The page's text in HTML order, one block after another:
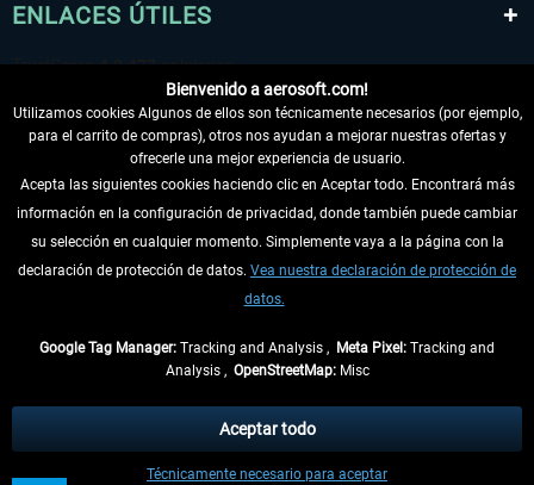
ENLACES ÚTILES
DESISTIR DEL CONTRATO
INFORMACIÓN
tasas de recepción si no se describe lo contrario
** De aplicación a envíos dentro de Alemania. Los plazos de envío para los
Bienvenido a aerosoft.com!
Utilizamos cookies Algunos de ellos son técnicamente necesarios (por ejemplo,
para el carrito de compras), otros nos ayudan a mejorar nuestras ofertas y
ofrecerle una mejor experiencia de usuario.
Acepta las siguientes cookies haciendo clic en Aceptar todo. Encontrará más
información en la configuración de privacidad, donde también puede cambiar
su selección en cualquier momento. Simplemente vaya a la página con la
declaración de protección de datos. Vea nuestra declaración de protección de
datos.
Google Tag Manager: Tracking and Analysis , Meta Pixel: Tracking and
Analysis , OpenStreetMap:Misc
Técnicamente necesario para aceptar
Aceptar todo